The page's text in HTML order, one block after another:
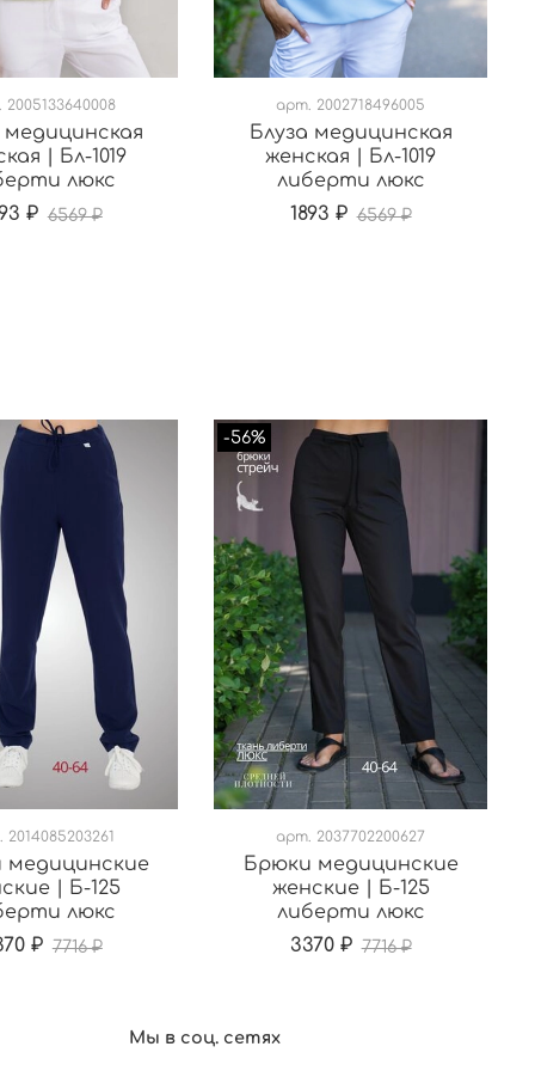
2005133640008
медицинская
| Бл-1019
люкс
₽ 6569 ₽
арт. 2002718496005
Блуза медицинская
женская | Бл-1019
либерти люкс
1893 ₽ 6569 ₽
2014085203261
медицинские
| Б-125
люкс
₽ 7716 ₽
-56%
арт. 2037702200627
Брюки медицинские
женские | Б-125
либерти люкс
3370 ₽ 7716 ₽
Мы в соц. сетях